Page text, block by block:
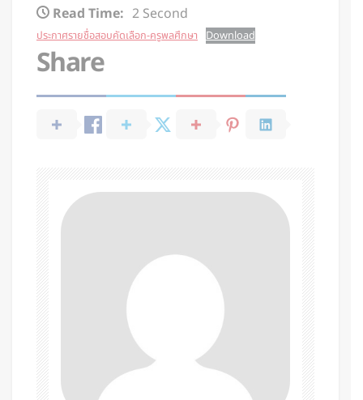
Read Time: 2 Second
ประกาศรายชื่อสอบคัดเลือก-ครูพลศึกษา Download
Share